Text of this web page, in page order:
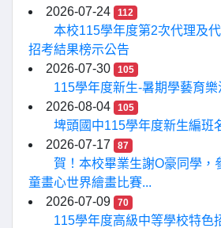
2026-07-24
112
本校115學年度第2次代理及
招考結果榜示公告
2026-07-30
105
115學年度新生-暑期學藝育
2026-08-04
105
埤頭國中115學年度新生編班
2026-07-17
87
賀！本校畢業生謝O豪同學，
童畫心世界繪畫比賽...
2026-07-09
70
115學年度高級中等學校特色